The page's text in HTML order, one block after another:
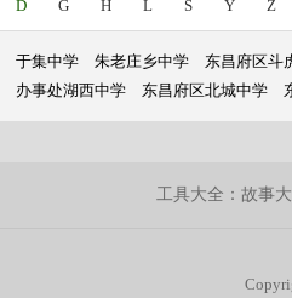
D G H L S Y Z
于集中学 朱老庄乡中学 东昌府区斗
办事处湖西中学
东昌府区北城中学
工具大全：故事